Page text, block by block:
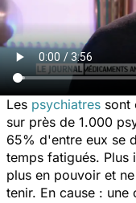
Les psychiatres sont
sur près de 1.000
65% d'entre eux se
temps fatigués. Plus
plus en pouvoir et
tenir. En cause :